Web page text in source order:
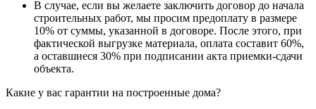
В случае, если вы желаете заключить договор до начала
строительных работ, мы просим предоплату в размере
10% от суммы, указанной в договоре. После этого, при
фактической выгрузке материала, оплата составит 60%,
а оставшиеся 30% при подписании акта приемки-сдачи
объекта.
Какие у вас гарантии на построенные дома?